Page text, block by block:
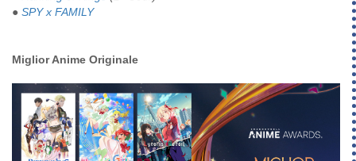
● SPY x FAMILY
Miglior Anime Originale